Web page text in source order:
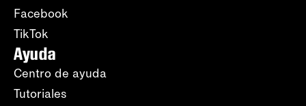
Facebook
TikTok
Ayuda
Centro de ayuda
Tutoriales